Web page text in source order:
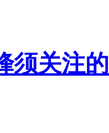
须关注